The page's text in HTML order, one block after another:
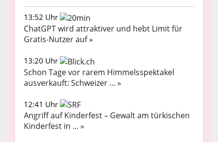
13:52 Uhr
ChatGPT wird attraktiver und hebt Limit für
Gratis-Nutzer auf »
13:20 Uhr
Schon Tage vor rarem Himmelsspektakel
ausverkauft: Schweizer ... »
12:41 Uhr
Angriff auf Kinderfest – Gewalt am türkischen
Kinderfest in ... »